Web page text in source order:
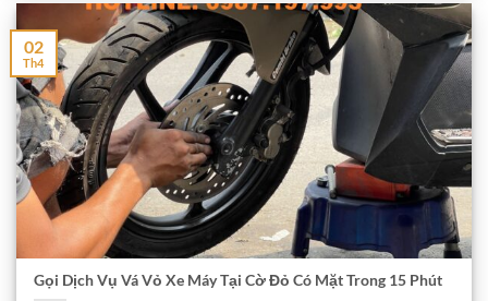
Gọi Dịch Vụ Vá Vỏ Xe Máy Tại Cờ Đỏ Có Mặt Trong 15 Phút
02
Th4